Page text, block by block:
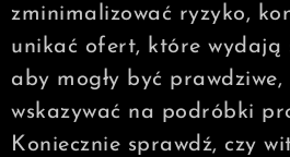
zminimalizować ryzyko,
unikać ofert, które wydają
aby mogły być
wskazywać na podróbki
Koniecznie sprawdź, czy